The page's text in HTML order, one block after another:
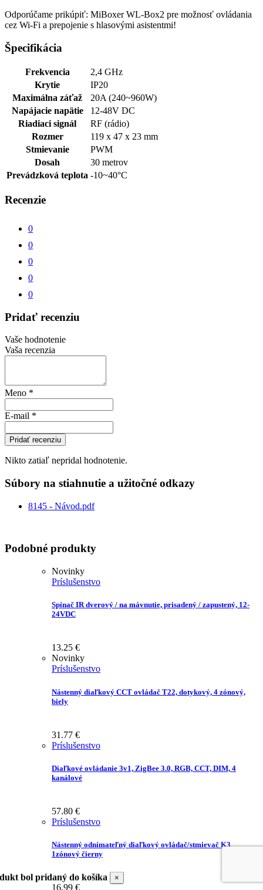
Odporúčame prikúpiť: MiBoxer WL-Box2 pre možnosť ovládania
cez Wi-Fi a prepojenie s hlasovými asistentmi!
Špecifikácia
Frekvencia
2,4 GHz
Krytie
IP20
Maximálna záťaž
20A (240~960W)
Napájacie napätie
12-48V DC
Riadiaci signál
RF (rádio)
Rozmer
119 x 47 x 23 mm
Stmievanie
PWM
Dosah
30 metrov
Prevádzková teplota -10~40°C
Recenzie
0
0
0
0
0
Pridať recenziu
Vaše hodnotenie
Vaša recenzia
Meno *
E-mail *
Pridať recenziu
Nikto zatiaľ nepridal hodnotenie.
Súbory na stiahnutie a užitočné odkazy
8145 - Návod.pdf
Podobné produkty
Novinky
Príslušenstvo
Spínač IR dverový / na mávnutie, prisadený / zapustený, 12-
24VDC
13.25 €
Novinky
Príslušenstvo
Nástenný diaľkový CCT ovládač T22, dotykový, 4 zónový,
biely
31.77 €
Príslušenstvo
Diaľkové ovládanie 3v1, ZigBee 3.0, RGB, CCT, DIM, 4
kanálové
57.80 €
Príslušenstvo
Nástenný odnímateľný diaľkový ovládač/stmievač K3
1zónový čierny
16.99 €
bol pridaný do košíka ×